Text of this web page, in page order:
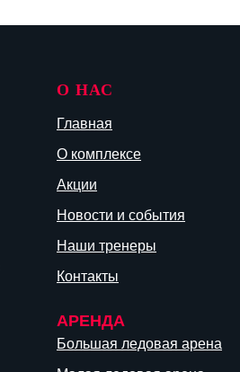
О НАС
Главная
О комплексе
Акции
Новости и события
Наши тренеры
Контакты
АРЕНДА
Большая ледовая арена